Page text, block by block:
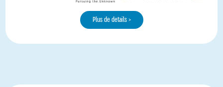
Plus de details >